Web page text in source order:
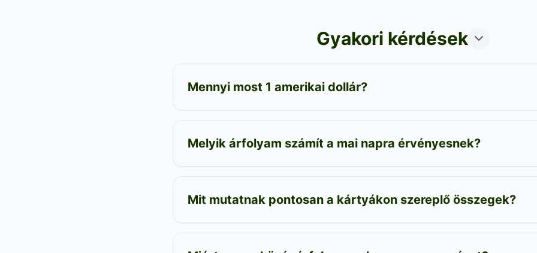
Gyakori kérdések
Mennyi most 1 amerikai dollár?
Melyik árfolyam számít a mai napra érvényesnek?
Mit mutatnak pontosan a kártyákon szereplő összegek?